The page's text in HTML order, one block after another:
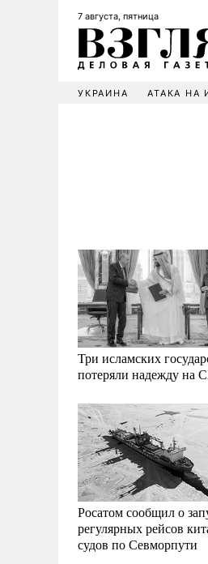
7 августа, пятница
УКРАИНА АТАКА НА
Три исламских
потеряли надежду на
Росатом сообщил о
регулярных рейсов
судов по Севморпути